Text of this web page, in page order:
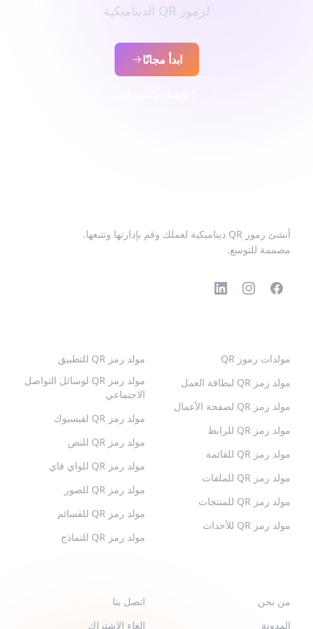
لرموز QR الديناميكية
ابدأ مجانًا
أنشئ رموز QR ديناميكية لعملك وقم بإدارتها وتتبعها.
مصممة للتوسع.
مولدات رموز QR
مولد رمز QR لبطاقة العمل
مولد رمز QR لصفحة الأعمال
مولد رمز QR للرابط
مولد رمز QR للقائمة
مولد رمز QR للملفات
مولد رمز QR للمنتجات
مولد رمز QR للأحداث
مولد رمز QR للتطبيق
مولد رمز QR لوسائل التواصل
الاجتماعي
مولد رمز QR لفيسبوك
مولد رمز QR للنص
مولد رمز QR للواي فاي
مولد رمز QR للصور
مولد رمز QR للقسائم
مولد رمز QR للنماذج
من نحن
المدونة
اتصل بنا
إلغاء الاشتراك